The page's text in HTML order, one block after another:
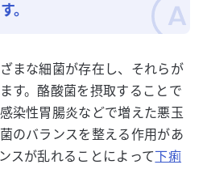
。
まな細菌が存在し、それらが
す。酪酸菌を摂取することで
染性胃腸炎などで増えた悪玉
のバランスを整える作用があ
スが乱れることによって下痢